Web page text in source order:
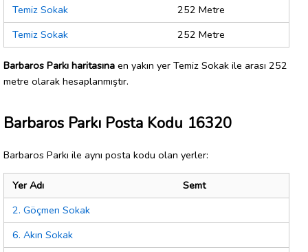
Temiz Sokak
252 Metre
Temiz Sokak
252 Metre
Barbaros Parkı haritasına en yakın yer Temiz Sokak ile arası 252
metre olarak hesaplanmıştır.
Barbaros Parkı Posta Kodu 16320
Barbaros Parkı ile aynı posta kodu olan yerler:
Yer Adı
Semt
2. Göçmen Sokak
6. Akın Sokak